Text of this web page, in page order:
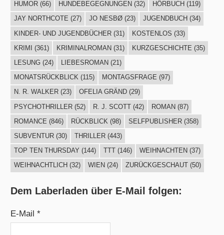
HUMOR(66) HUNDEBEGEGNUNGEN (32) HÖRBUCH (119)
JAY NORTHCOTE (27) JO NESBØ(23) JUGENDBUCH (34)
KINDER- UND JUGENDBÜCHER(31) KOSTENLOS (33)
KRIMI
(361) KRIMINALROMAN (31) KURZGESCHICHTE (35)
LESUNG(24) LIEBESROMAN (21)
MONATSRÜCKBLICK(115) MONTAGSFRAGE (97)
N. R. WALKER(23) OFELIA GRÄND(29)
PSYCHOTHRILLER(52) R. J. SCOTT(42) ROMAN(87)
ROMANCE (846) RÜCKBLICK (98) SELFPUBLISHER(358)
SUBVENTUR(30) THRILLER(443)
TOP TEN THURSDAY (144) TTT(146) WEIHNACHTEN (37)
WEIHNACHTLICH (32) WIEN (24) ZURÜCKGESCHAUT(50)
Dem Laberladen über E-Mail folgen:
E-Mail *